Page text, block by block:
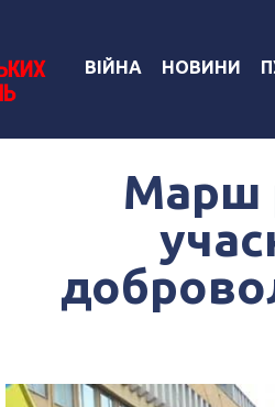
ВІЙНА НОВИНИ
Марш